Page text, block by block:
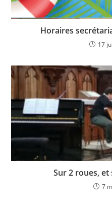
Horaires
17
Sur 2 roues,
7